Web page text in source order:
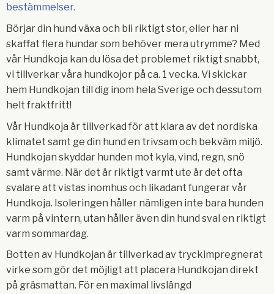
bestämmelser.
Börjar din hund växa och bli riktigt stor, eller har ni
skaffat flera hundar som behöver mera utrymme? Med
vår Hundkoja kan du lösa det problemet riktigt snabbt,
vi tillverkar våra hundkojor på ca. 1 vecka. Vi skickar
hem Hundkojan till dig inom hela Sverige och dessutom
helt fraktfritt!
Vår Hundkoja är tillverkad för att klara av det nordiska
klimatet samt ge din hund en trivsam och bekväm miljö.
Hundkojan skyddar hunden mot kyla, vind, regn, snö
samt värme. När det är riktigt varmt ute är det ofta
svalare att vistas inomhus och likadant fungerar vår
Hundkoja. Isoleringen håller nämligen inte bara hunden
varm på vintern, utan håller även din hund sval en riktigt
varm sommardag.
Botten av Hundkojan är tillverkad av tryckimpregnerat
virke som gör det möjligt att placera Hundkojan direkt
på gräsmattan. För en maximal livslängd